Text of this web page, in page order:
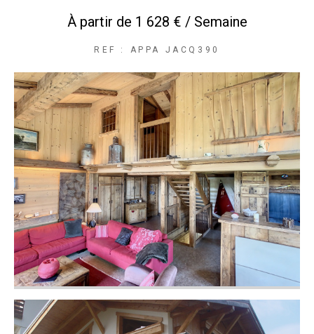
À partir de 1 628 € / Semaine
REF : APPA JACQ390